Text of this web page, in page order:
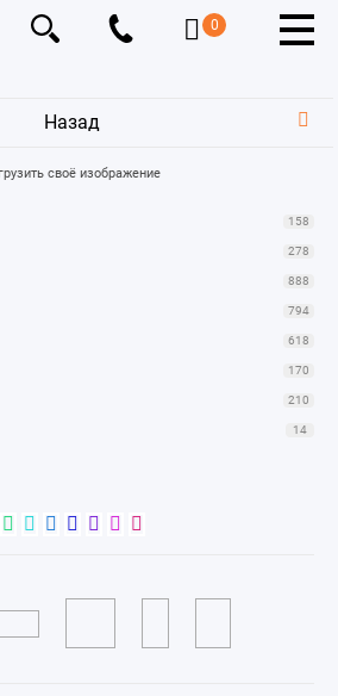
0
Назад
своё изображение
158
278
888
794
618
170
210
14